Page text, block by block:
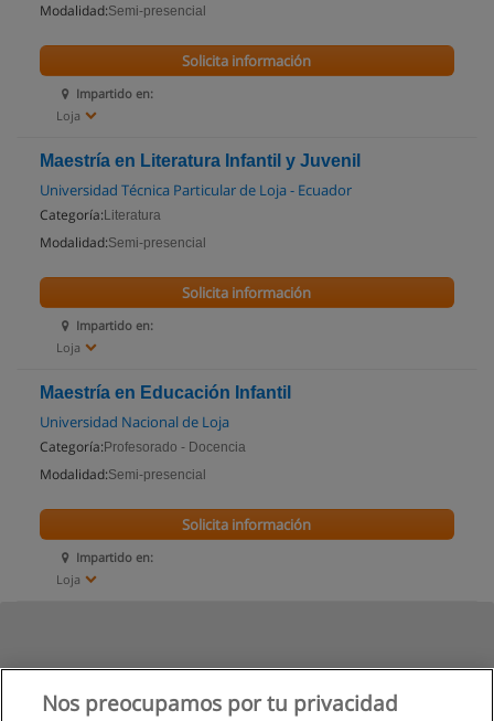
Modalidad:Semi-presencial
Impartido en:
Loja
Solicita información
Maestría en Literatura Infantil y Juvenil
Universidad Técnica Particular de Loja - Ecuador
Categoría: Literatura
Modalidad:Semi-presencial
Impartido en:
Loja
Solicita información
Maestría en Educación Infantil
Universidad Nacional de Loja
Categoría: Profesorado - Docencia
Modalidad:Semi-presencial
Impartido en:
Loja
Solicita información
Nos preocupamos por tu privacidad